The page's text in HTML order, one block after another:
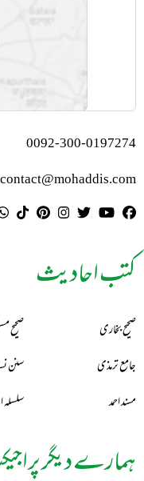
0092-300-0197274
contact@mohaddis.com
کتب احادیث
صحیح بخاری صحیح
جامع ترمذی
سنن
مسند احمد
ہمارے دیگر